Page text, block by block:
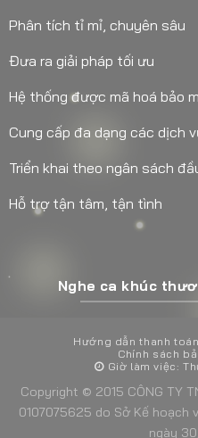
Phân tích tỉ mỉ, chuyên sâu
Đưa ra giải pháp tối ưu
Hệ thống được mã hoá bảo
Cung cấp đa dạng các dịch
Triển khai theo ngân sách
Hỗ trợ tận tâm, tận tình
Nghe ca khúc
Hướng dẫn thanh toán
Chính sách
Giờ làm việc:
Copyright © 2015 CÔNG TY
0107075625 do Sở Kế hoạch
ngày